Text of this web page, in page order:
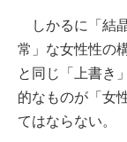
しかるに「結
常」な女性性の
と同じ「上書き
的なものが「女
てはならない。